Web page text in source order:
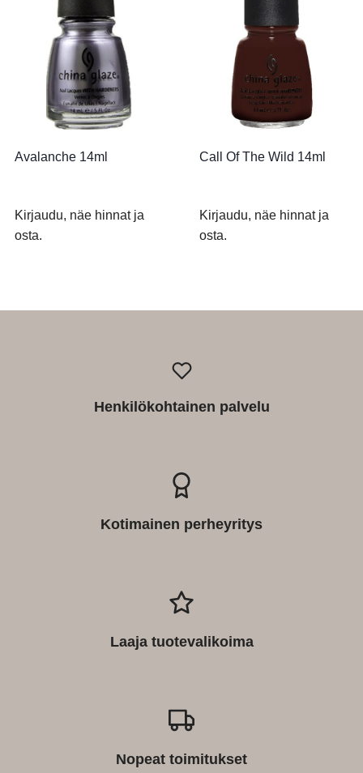
Avalanche 14ml
Kirjaudu, näe hinnat ja
osta.
Call Of The Wild 14ml
Kirjaudu, näe hinnat ja
osta.
Henkilökohtainen palvelu
Kotimainen perheyritys
Laaja tuotevalikoima
Nopeat toimitukset